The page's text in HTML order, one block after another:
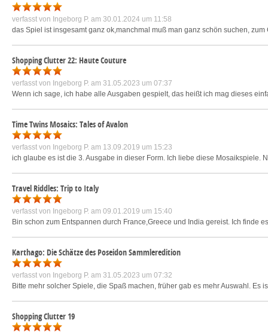
verfasst von Ingeborg P. am 30.01.2024 um 11:58
das Spiel ist insgesamt ganz ok,manchmal muß man ganz schön suchen,
Shopping Clutter 22: Haute Couture
verfasst von Ingeborg P. am 31.05.2023 um 07:37
Wenn ich sage, ich habe alle Ausgaben gespielt, das heißt ich mag dieses
Time Twins Mosaics: Tales of Avalon
verfasst von Ingeborg P. am 13.09.2019 um 15:23
ich glaube es ist die 3. Ausgabe in dieser Form. Ich liebe diese Mosaikspiele.
Travel Riddles: Trip to Italy
verfasst von Ingeborg P. am 09.01.2019 um 15:40
Bin schon zum Entspannen durch France,Greece und India gereist. Ich finde
Karthago: Die Schätze des Poseidon Sammleredition
verfasst von Ingeborg P. am 31.05.2023 um 07:32
Bitte mehr solcher Spiele, die Spaß machen, früher gab es mehr Auswahl.
Shopping Clutter 19